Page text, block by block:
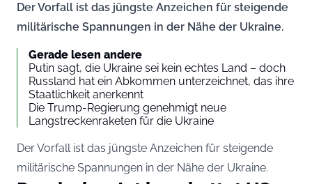
Der Vorfall ist das jüngste Anzeichen für steigende
militärische Spannungen in der Nähe der Ukraine.
Gerade lesen andere
Putin sagt, die Ukraine sei kein echtes Land – doch
Russland hat ein Abkommen unterzeichnet, das ihre
Staatlichkeit anerkennt
Die Trump-Regierung genehmigt neue
Langstreckenraketen für die Ukraine
Der Vorfall ist das jüngste Anzeichen für steigende
militärische Spannungen in der Nähe der Ukraine.